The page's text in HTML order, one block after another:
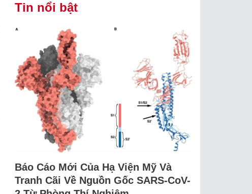
Tin nổi bật
Báo Cáo Mới Của Hạ Viện Mỹ Và
Tranh Cãi Về Nguồn Gốc SARS-CoV-